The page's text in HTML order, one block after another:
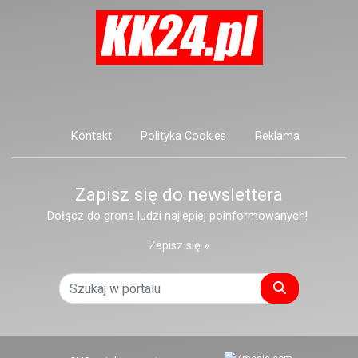
Kontakt Polityka Cookies Reklama
Zapisz się do newslettera
Dołącz do grona ludzi najlepiej poinformowanych!
Zapisz się »
Szukaj